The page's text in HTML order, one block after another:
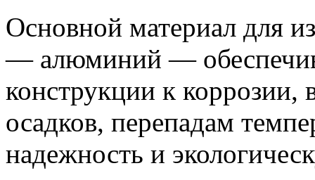
Основной материал для
— алюминий —
конструкции к коррозии,
осадков, перепадам
надежность и